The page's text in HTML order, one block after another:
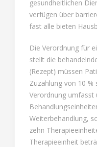
gesundheitlichen
verfügen über
fast alle bieten
Die Verordnung für
stellt die
(Rezept) müssen
Zuzahlung von 10
Verordnung umfasst
Weiterbehandlung,
zehn
Therapieeinheit